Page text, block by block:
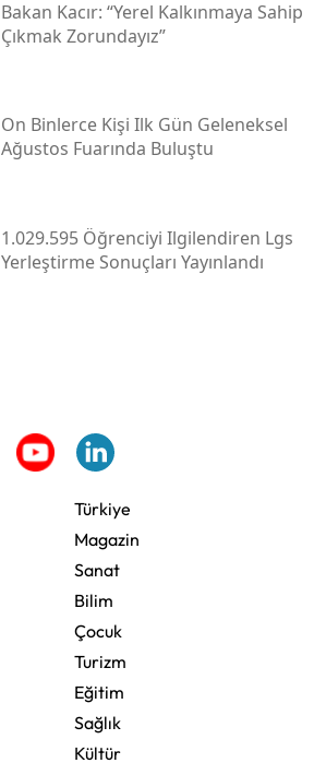
Bakan Kacır: “yerel Kalkınmaya Sahip
Çıkmak Zorundayız”
On Binlerce Kişi Ilk Gün Geleneksel
Ağustos Fuarında Buluştu
1.029.595 Öğrenciyi Ilgilendiren Lgs
Yerleştirme Sonuçları Yayınlandı
Türkiye
Magazin
Sanat
Bilim
Çocuk
Turizm
Eğitim
Sağlık
Kültür